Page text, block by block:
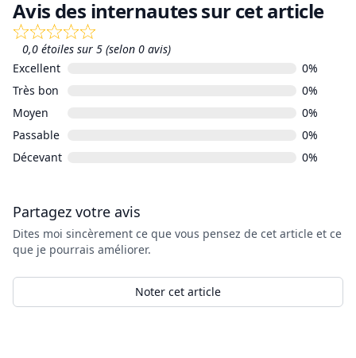
Avis des internautes sur cet article
0,0 étoiles sur 5 (selon 0 avis)
Excellent
0%
Très bon
0%
Moyen
0%
Passable
0%
Décevant
0%
Partagez votre avis
Dites moi sincèrement ce que vous pensez de cet article et ce
que je pourrais améliorer.
Noter cet article